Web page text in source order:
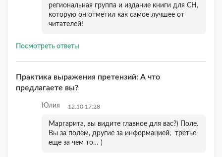
региональная группа и издание книги для СН,
которую он отметил как самое лучшее от
читателей!
Посмотреть ответы
Практика выражения претензий: А что
предлагаете вы?
Юлия 12.10 17:28
Маргарита, вы видите главное для вас?) Поле.
Вы за полем, другие за информацией, третье
еще за чем то… )